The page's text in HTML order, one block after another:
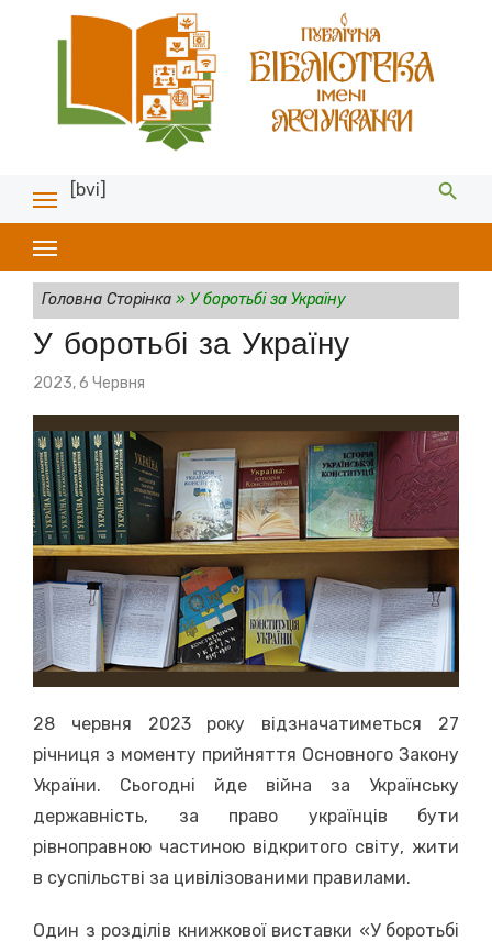
[bvi]
Головна Сторінка» У боротьбі за Україну
У боротьбі за Україну
Posted
2023, 6 Червня
28 червня 2023 року відзначатиметься 27
річниця з моменту прийняття Основного Закону
України. Сьогодні йде війна за Українську
державність, за право українців бути
рівноправною частиною відкритого світу, жити
в суспільстві за цивілізованими правилами.
Один з розділів книжкової виставки «У боротьбі